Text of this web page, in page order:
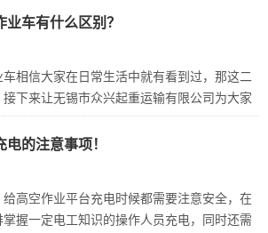
车有什么区别？
相信大家在日常生活中就有看到过，那这二
下来让无锡市众兴起重运输有限公司为大家
的注意事项！
高空作业平台充电时候都需要注意安全，在
握一定电工知识的操作人员充电，同时还需